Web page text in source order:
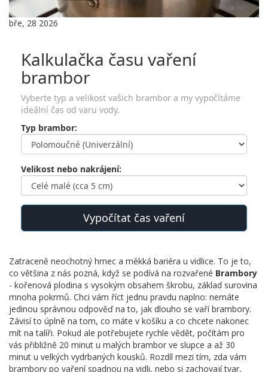
bře, 28 2026
Kalkulačka času vaření
brambor
Vyberte typ a velikost vašich brambor a my vypočítáme
ideální čas od varu vody.
Typ brambor:
Velikost nebo nakrájení:
Vypočítat čas vaření
Zatraceně neochotný hrnec a měkká bariéra u vidlice. To je to,
co většina z nás pozná, když se podívá na rozvařené Brambory
- kořenová plodina s vysokým obsahem škrobu, základ surovina
mnoha pokrmů. Chci vám říct jednu pravdu naplno: nemáte
jedinou správnou odpověď na to, jak dlouho se vaří brambory.
Závisí to úplně na tom, co máte v košíku a co chcete nakonec
mít na talíři. Pokud ale potřebujete rychle vědět, počítám pro
vás přibližně 20 minut u malých brambor ve slupce a až 30
minut u velkých vydrbaných kousků. Rozdíl mezi tím, zda vám
brambory po vaření spadnou na vidli, nebo si zachovají tvar,